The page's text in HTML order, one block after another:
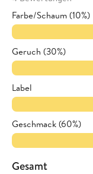
Farbe/Schaum (10%)
Geruch (30%)
Label
Geschmack (60%)
Gesamt